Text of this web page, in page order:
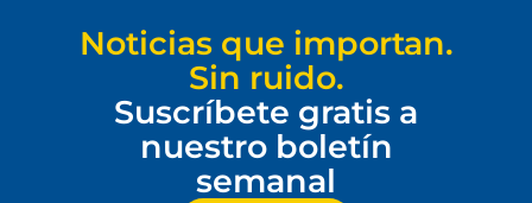
Noticias que importan.
Sin ruido.
Suscríbete gratis a
nuestro boletín
semanal